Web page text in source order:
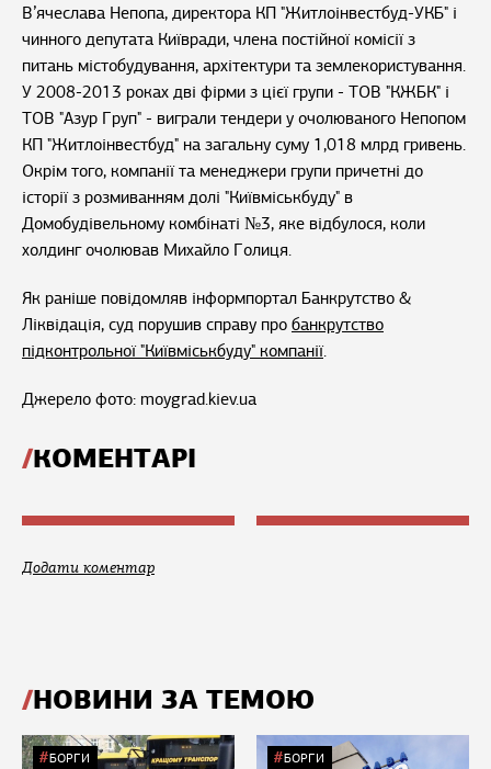
В’ячеслава Непопа, директора КП "Житлоінвестбуд-УКБ" і
чинного депутата Київради, члена постійної комісії з
питань містобудування, архітектури та землекористування.
У 2008-2013 роках дві фірми з цієї групи - ТОВ "КЖБК" і
ТОВ "Азур Груп" - виграли тендери у очолюваного Непопом
КП "Житлоінвестбуд" на загальну суму 1,018 млрд гривень.
Окрім того, компанії та менеджери групи причетні до
історії з розмиванням долі "Київміськбуду" в
Домобудівельному комбінаті №3, яке відбулося, коли
холдинг очолював Михайло Голиця.
Як раніше повідомляв інформпортал Банкрутство &
Ліквідація, суд порушив справу про банкрутство
підконтрольної "Київміськбуду" компанії.
Джерело фото: moygrad.kiev.ua
КОМЕНТАРІ
Додати коментар
НОВИНИ ЗА ТЕМОЮ
БОРГИ БОРГИ